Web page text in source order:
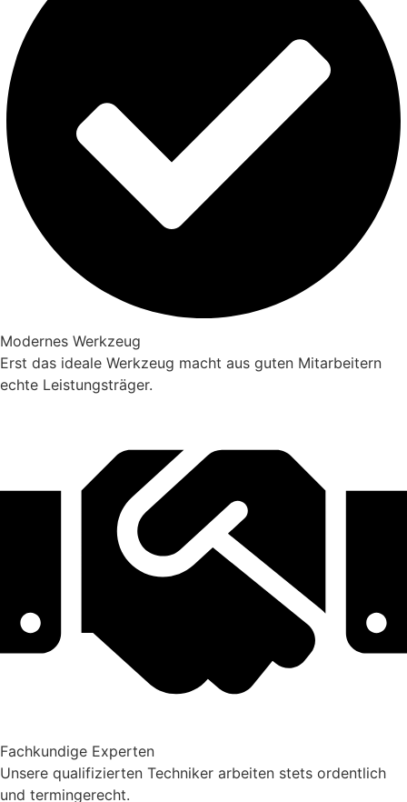
Modernes Werkzeug
Erst das ideale Werkzeug macht aus guten Mitarbeitern
echte Leistungsträger.
Fachkundige Experten
Unsere qualifizierten Techniker arbeiten stets ordentlich
und termingerecht.